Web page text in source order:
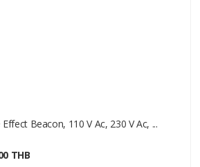
Beacon, 110 V Ac, 230 V Ac, ...
THB